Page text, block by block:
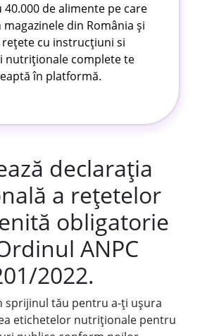
40.000 de alimente pe care
magazinele din România și
cu instrucțiuni si
nutriționale complete te
în platformă.
declarația
a rețetelor
obligatorie
ANPC
2022.
sprijinul tău pentru a-ți ușura
etichetelor nutriționale pentru